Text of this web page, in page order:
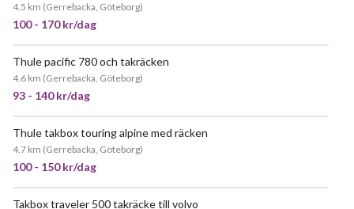
4.5 km (Gerrebacka, Göteborg)
100 - 170 kr/dag
Thule pacific 780 och takräcken
4.6 km (Gerrebacka, Göteborg)
93 - 140 kr/dag
Thule takbox touring alpine med räcken
4.7 km (Gerrebacka, Göteborg)
100 - 150 kr/dag
Takbox traveler 500 takräcke till volvo